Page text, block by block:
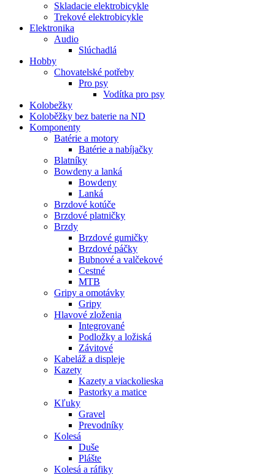
Skladacie elektrobicykle
Trekové elektrobicykle
Elektronika
Audio
Slúchadlá
Hobby
Chovatelské potřeby
Pro psy
Vodítka pro psy
Kolobežky
Koloběžky bez baterie na ND
Komponenty
Batérie a motory
Batérie a nabíjačky
Blatníky
Bowdeny a lanká
Bowdeny
Lanká
Brzdové kotúče
Brzdové platničky
Brzdy
Brzdové gumičky
Brzdové páčky
Bubnové a valčekové
Cestné
MTB
Gripy a omotávky
Gripy
Hlavové zloženia
Integrované
Podložky a ložiská
Závitové
Kabeláž a displeje
Kazety
Kazety a viackolieska
Pastorky a matice
Kľuky
Gravel
Prevodníky
Kolesá
Duše
Plášte
Kolesá a ráfiky